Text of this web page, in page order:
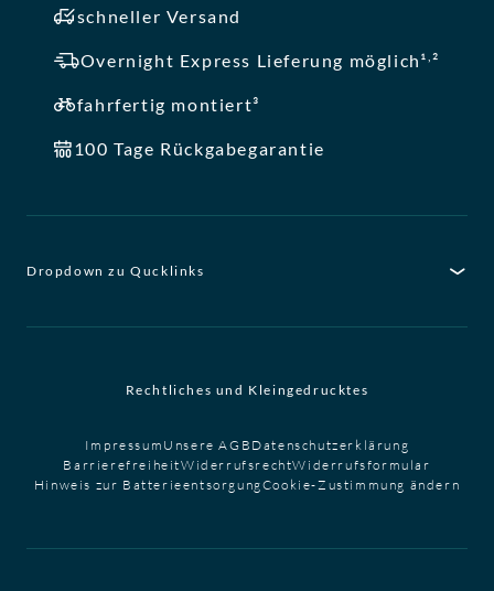
schneller Versand
Overnight Express Lieferung möglich¹ ,²
fahrfertig montiert³
100 Tage Rückgabegarantie
Dropdown zu Qucklinks
Rechtliches und Kleingedrucktes
Impressum Unsere AGB Datenschutzerklärung
BarrierefreiheitWiderrufsrechtWiderrufsformular
Hinweis zur BatterieentsorgungCookie-Zustimmung ändern